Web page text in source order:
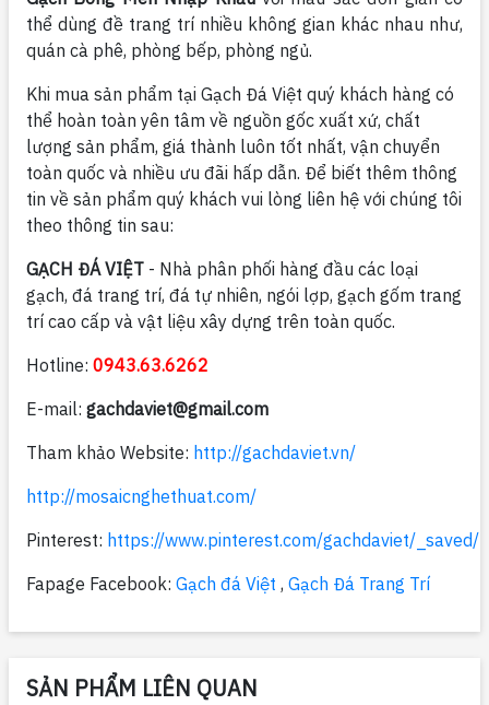
thể dùng đề trang trí nhiều không gian khác nhau như,
quán cà phê, phòng bếp, phòng ngủ.
Khi mua sản phẩm tại Gạch Đá Việt quý khách hàng có
thể hoàn toàn yên tâm về nguồn gốc xuất xứ, chất
lượng sản phẩm, giá thành luôn tốt nhất, vận chuyển
toàn quốc và nhiều ưu đãi hấp dẫn. Để biết thêm thông
tin về sản phẩm quý khách vui lòng liên hệ với chúng tôi
theo thông tin sau:
GẠCH ĐÁ VIỆT - Nhà phân phối hàng đầu các loại
gạch, đá trang trí, đá tự nhiên, ngói lợp, gạch gốm trang
trí cao cấp và vật liệu xây dựng trên toàn quốc.
Hotline: 0943.63.6262
E-mail: gachdaviet@gmail.com
Tham khảo Website: http://gachdaviet.vn/
http://mosaicnghethuat.com/
Pinterest: https://www.pinterest.com/gachdaviet/_saved/
Fapage Facebook: Gạch đá Việt , Gạch Đá Trang Trí
SẢN PHẨM LIÊN QUAN